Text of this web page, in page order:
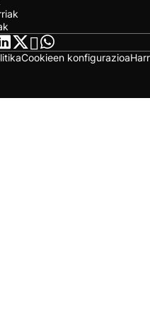
Cookieen konfigurazioa